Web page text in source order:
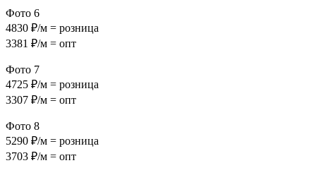
Фото 6
4830 ₽/м = розница
3381 ₽/м = опт
Фото 7
4725 ₽/м = розница
3307 ₽/м = опт
Фото 8
5290 ₽/м = розница
3703 ₽/м = опт